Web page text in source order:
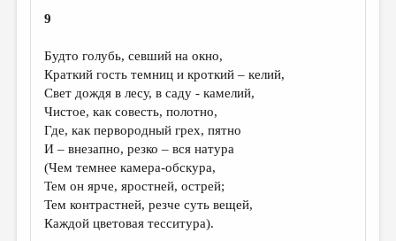
9
Будто голубь, севший на окно,
Краткий гость темниц и кроткий – келий,
Свет дождя в лесу, в саду - камелий,
Чистое, как совесть, полотно,
Где, как первородный грех, пятно
И – внезапно, резко – вся натура
(Чем темнее камера-обскура,
Тем он ярче, яростней, острей;
Тем контрастней, резче суть вещей,
Каждой цветовая тесситура).